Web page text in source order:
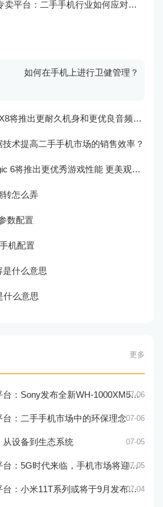
忠机者手机专卖平台：二手手机行业如何应对生态系统的要求
如何在手机上进行卫健管理？
Motorola Moto X8将推出更耐久机身和更优良音频效果
术提高二手手机市场的销售效率？
Nubia Red Magic 6将推出更优秀游戏性能 更美观的外观设计
转怎么弄
数配置
机配置
是什么意思
什么意思
更多
全新WH-1000XM5耳机，搭载更多电池和多项创新功能07-06
台：二手手机市场中的环保理念07-06
从设备到生态系统 07-05
5G时代来临，手机市场将迎来新变革07-05
11T系列或将于9月发布，其中包括一款Pro版本07-04